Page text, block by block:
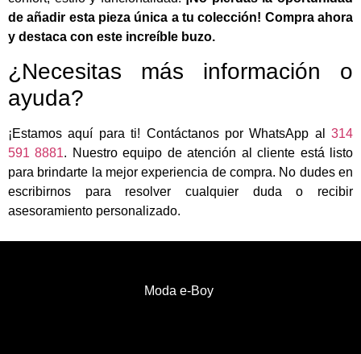
de añadir esta pieza única a tu colección! Compra ahora
y destaca con este increíble buzo.
¿Necesitas más información o
ayuda?
¡Estamos aquí para ti! Contáctanos por WhatsApp al 314
591 8881. Nuestro equipo de atención al cliente está listo
para brindarte la mejor experiencia de compra. No dudes en
escribirnos para resolver cualquier duda o recibir
asesoramiento personalizado.
Moda e-Boy